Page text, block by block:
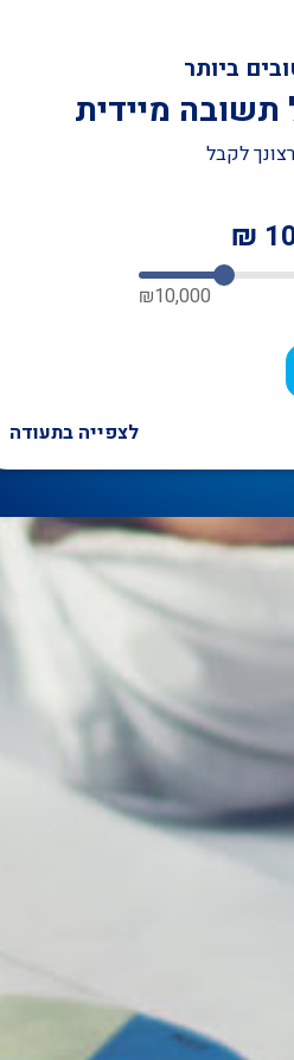
ביותר
תשובה מיידית
לקבל
₪
10,000
₪
לצפייה בתעודה